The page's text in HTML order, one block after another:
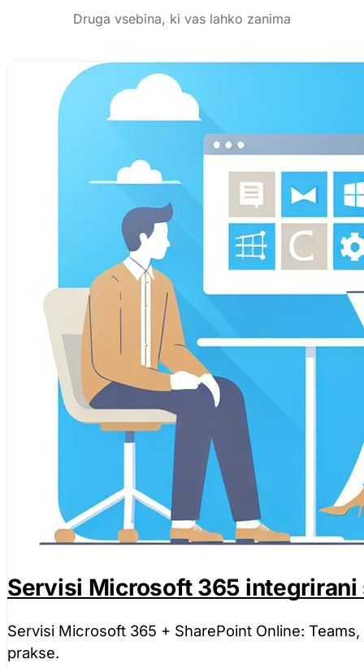
Druga vsebina, ki vas lahko zanima
Servisi Microsoft 365 integrirani
Servisi Microsoft 365 + SharePoint Online:
prakse.